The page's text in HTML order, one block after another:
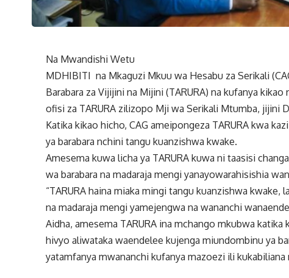
Na Mwandishi Wetu
MDHIBITI na Mkaguzi Mkuu wa Hesabu za Serikali
Barabara za Vijijini na Mijini (TARURA) na kufanya
ofisi za TARURA zilizopo Mji wa Serikali Mtumba, jijini
Katika kikao hicho, CAG ameipongeza TARURA kwa
ya barabara nchini tangu kuanzishwa kwake.
Amesema kuwa licha ya TARURA kuwa ni taasisi
wa barabara na madaraja mengi yanayowarahisishia
“TARURA haina miaka mingi tangu kuanzishwa kwake,
na madaraja mengi yamejengwa na wananchi
Aidha, amesema TARURA ina mchango mkubwa
hivyo aliwataka waendelee kujenga miundombinu ya
yatamfanya mwananchi kufanya mazoezi ili